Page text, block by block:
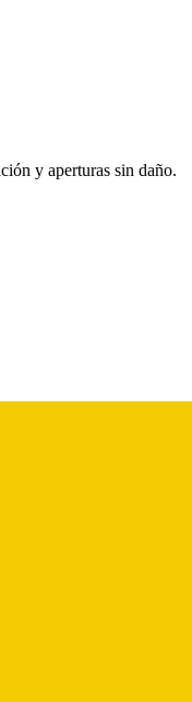
y aperturas sin daño.